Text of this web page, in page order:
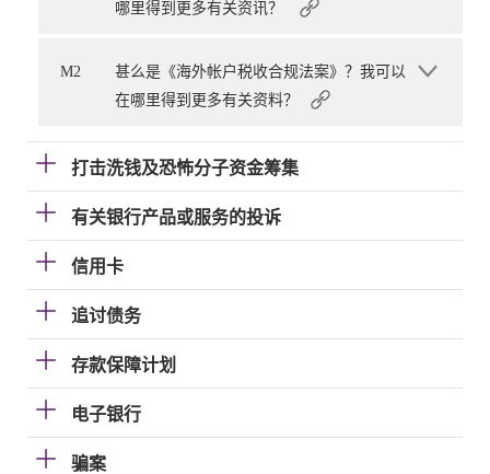
哪里得到更多有关资讯？
M2
甚么是《海外帐户税收合规法案》？我可以
在哪里得到更多有关资料？
打击洗钱及恐怖分子资金筹集
有关银行产品或服务的投诉
信用卡
追讨债务
存款保障计划
电子银行
骗案